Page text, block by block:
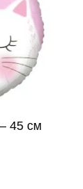
45 см